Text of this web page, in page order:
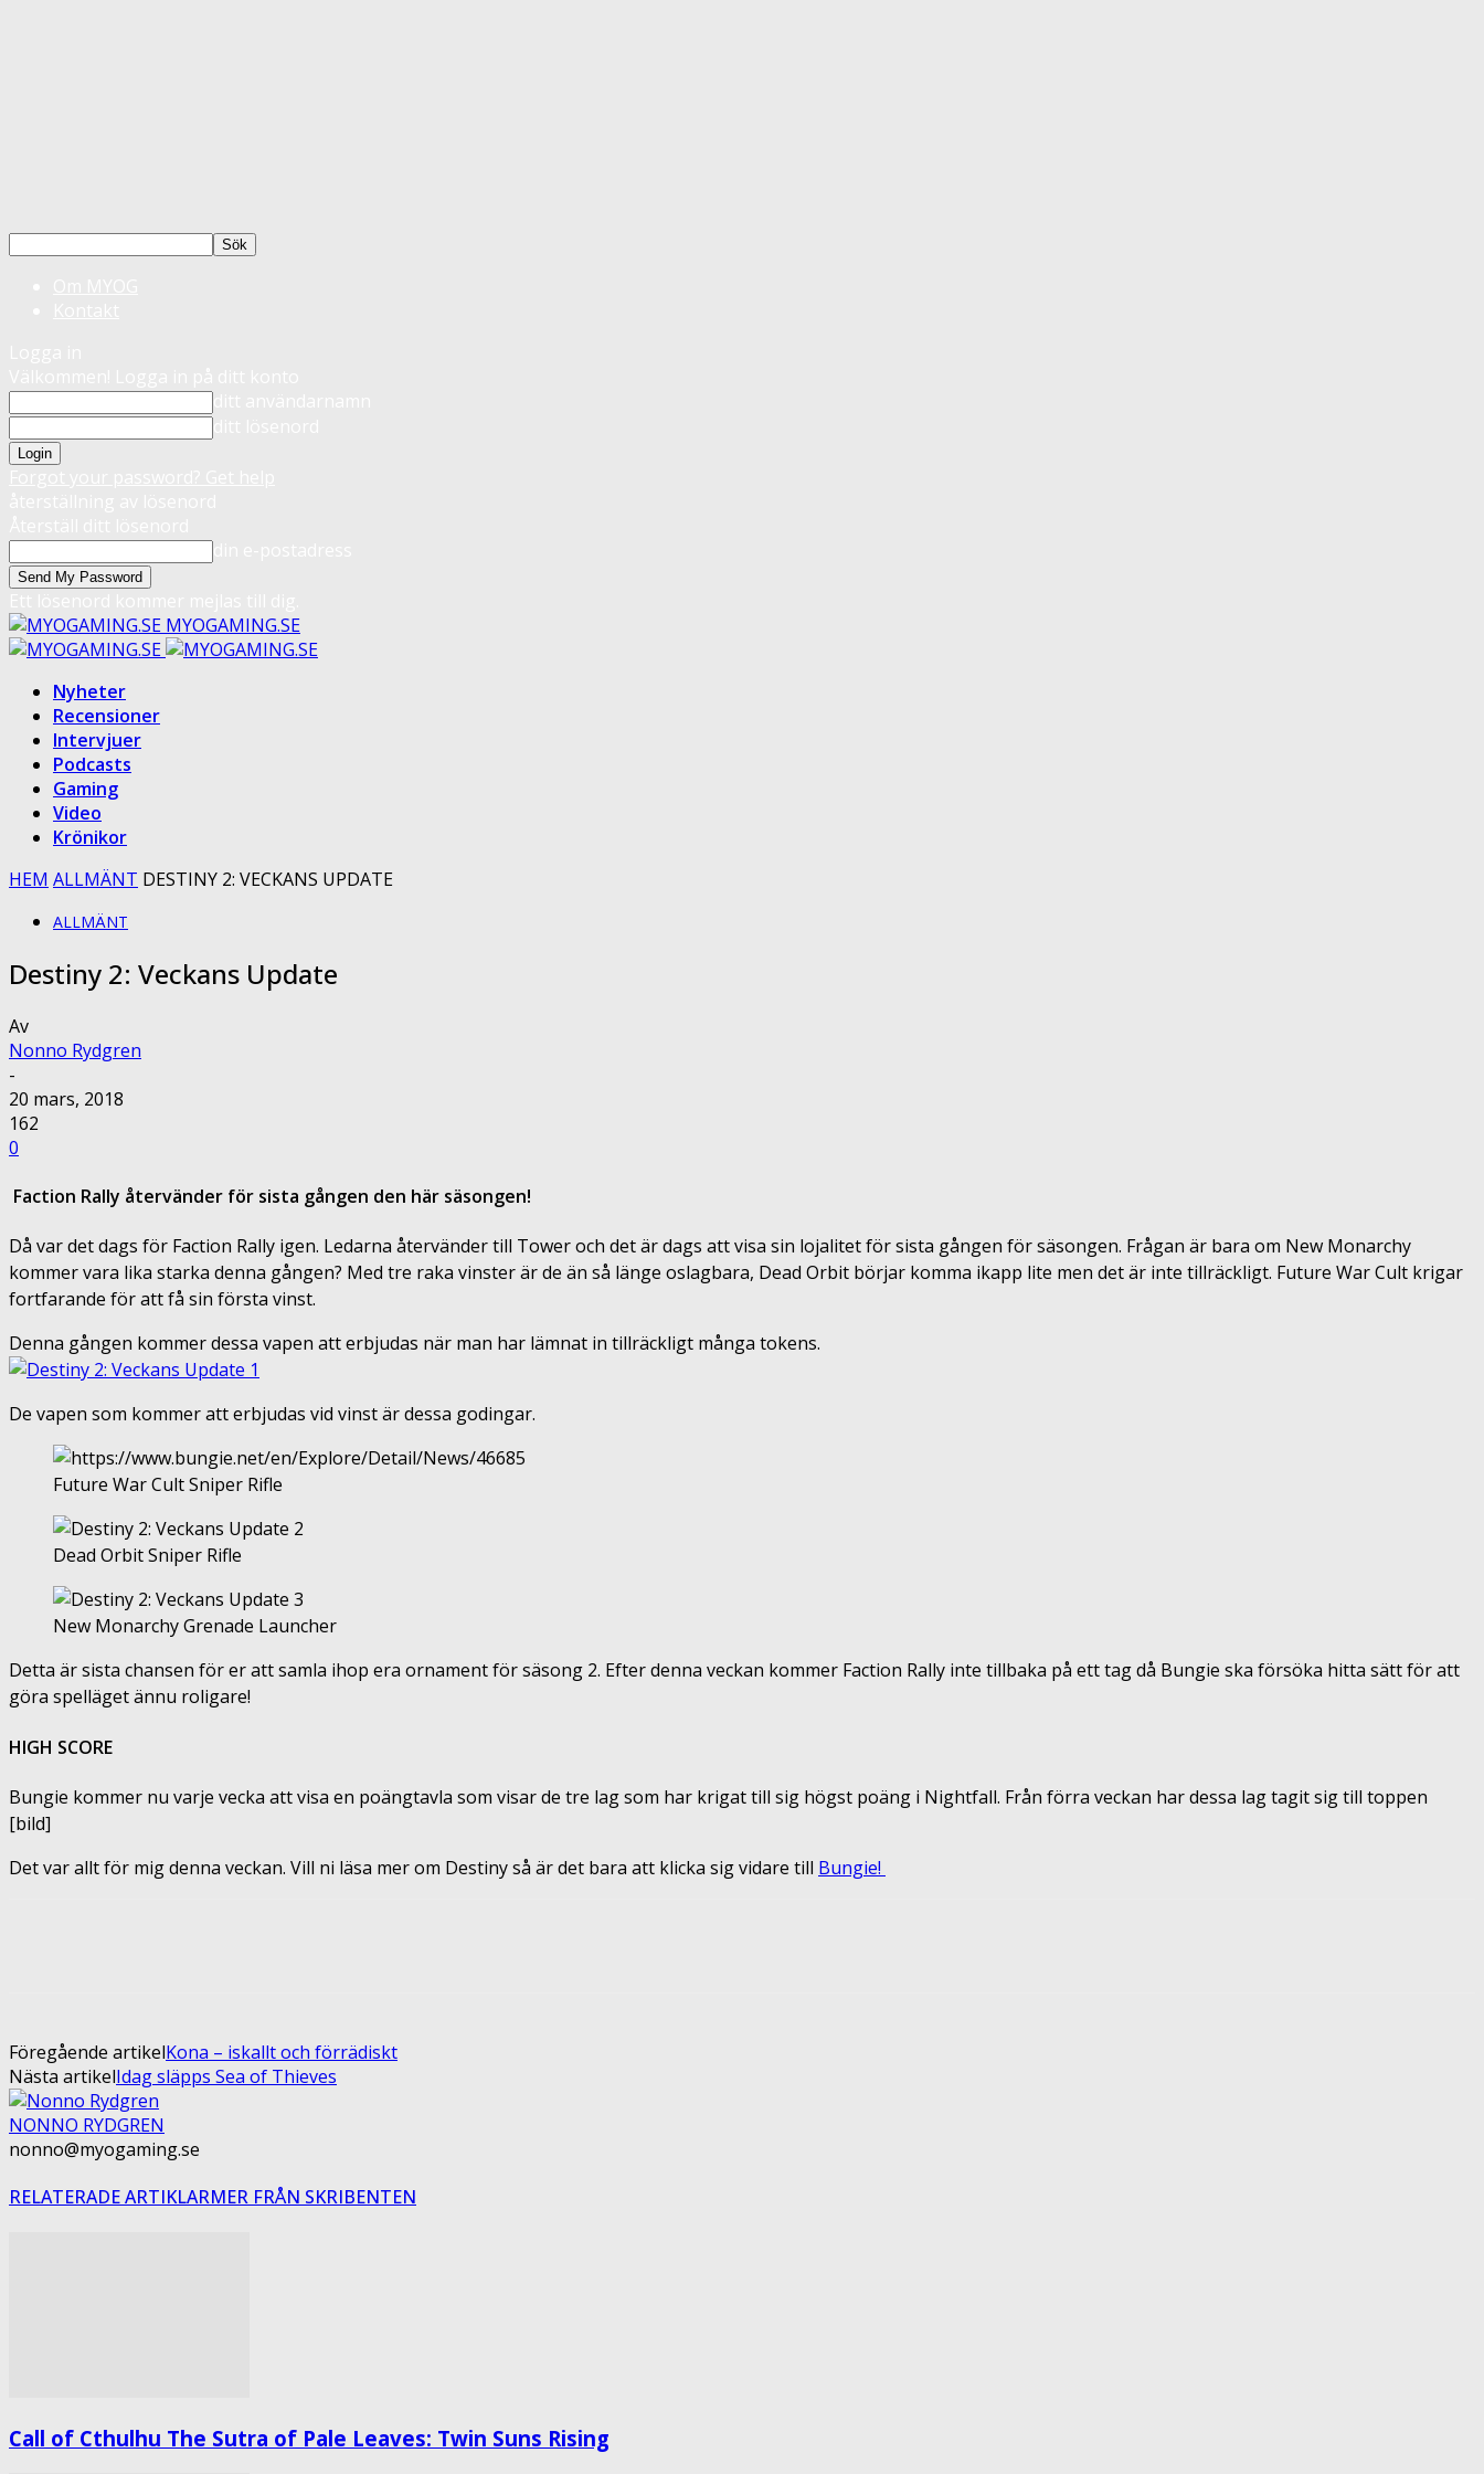
MYOGAMING.SE
Nyheter
Recensioner
Intervjuer
Podcasts
Gaming
Video
Krönikor
HEM ALLMÄNT DESTINY 2: VECKANS UPDATE
ALLMÄNT
Destiny 2: Veckans Update
Av
Nonno Rydgren
-
20 mars, 2018
162
0
Faction Rally återvänder för sista gången den här säsongen!
Då var det dags för Faction Rally igen. Ledarna återvänder till Tower och det är dags att visa sin lojalitet för sista gången för säsongen. Frågan är bara om New Monarchy
kommer vara lika starka denna gången? Med tre raka vinster är de än så länge oslagbara, Dead Orbit börjar komma ikapp lite men det är inte tillräckligt. Future War Cult krigar
fortfarande för att få sin första vinst.
Denna gången kommer dessa vapen att erbjudas när man har lämnat in tillräckligt många tokens.
De vapen som kommer att erbjudas vid vinst är dessa godingar.
Future War Cult Sniper Rifle
Dead Orbit Sniper Rifle
New Monarchy Grenade Launcher
Detta är sista chansen för er att samla ihop era ornament för säsong 2. Efter denna veckan kommer Faction Rally inte tillbaka på ett tag då Bungie ska försöka hitta sätt för att
göra spelläget ännu roligare!
HIGH SCORE
Bungie kommer nu varje vecka att visa en poängtavla som visar de tre lag som har krigat till sig högst poäng i Nightfall. Från förra veckan har dessa lag tagit sig till toppen
[bild]
Det var allt för mig denna veckan. Vill ni läsa mer om Destiny så är det bara att klicka sig vidare till Bungie!
Föregående artikelKona – iskallt och förrädiskt
Nästa artikelIdag släpps Sea of Thieves
NONNO RYDGREN
nonno@myogaming.se
RELATERADE ARTIKLARMER FRÅN SKRIBENTEN
Call of Cthulhu The Sutra of Pale Leaves: Twin Suns Rising